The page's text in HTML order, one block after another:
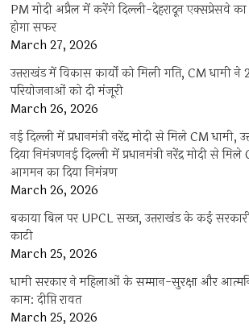
PM मोदी अप्रैल में करेंगे दिल्ली-देहरादून एक्सप्रेसवे का
होगा सफर
March 27, 2026
उत्तराखंड में विकास कार्यों को मिली गति, CM धामी
परियोजनाओं को दी मंजूरी
March 26, 2026
नई दिल्ली में प्रधानमंत्री नरेंद्र मोदी से मिले CM
दिया निमंत्रणनई दिल्ली में प्रधानमंत्री नरेंद्र मोदी से
आगमन का दिया निमंत्रण
March 26, 2026
बकाया बिल पर UPCL सख्त, उत्तराखंड के कई
काटी
March 25, 2026
धामी सरकार ने महिलाओं के सम्मान-सुरक्षा और
काम: दीप्ति रावत
March 25, 2026